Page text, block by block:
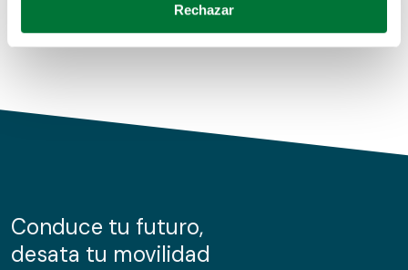
Obtenga más información sobre cómo se procesan sus
de cookies.
información sobre el uso que haga del sitio web con
nuestros partners de redes sociales, publicidad y análisis
Rechazar
Conduce tu futuro,
desata tu movilidad